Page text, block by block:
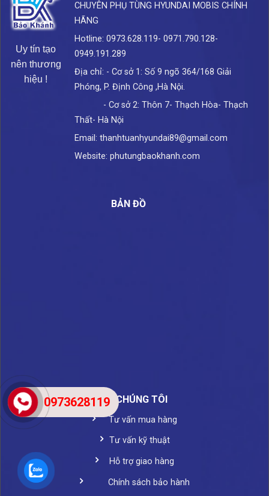
Uy tín tạo
nên thương
hiệu !
CHUYÊN PHỤ TÙNG HYUNDAI MOBIS CHÍNH
HÃNG
Hotline: 0973.628.119- 0971.790.128-
0949.191.289
Địa chỉ: - Cơ sở 1: Số 9 ngõ 364/168 Giải
Phóng, P. Định Công ,Hà Nội.
- Cơ sở 2: Thôn 7- Thạch Hòa- Thạch
Thất- Hà Nội
Email: thanhtuanhyundai89@gmail.com
Website: phutungbaokhanh.com
BẢN ĐỒ
VỀ CHÚNG TÔI
Tư vấn mua hàng
Tư vấn kỹ thuật
Hỗ trợ giao hàng
Chính sách bảo hành
0973628119